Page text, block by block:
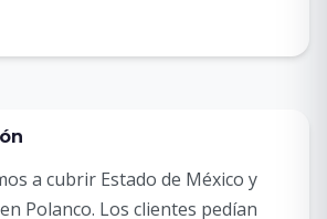
a cubrir Estado de México y
Polanco. Los clientes pedían